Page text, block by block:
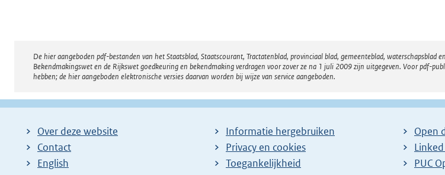
Disclaimer
De hier aangeboden pdf-bestanden van het Staatsblad, Staatscourant, Tractatenblad, provinciaal blad, gemeenteblad,
Bekendmakingswet en de Rijkswet goedkeuring en bekendmaking verdragen voor zover ze na 1 juli 2009 zijn uitgegeven. Voor pdf-
hebben; de hier aangeboden elektronische versies daarvan worden bij wijze van service aangeboden.
Over deze website
Contact
English
Informatie hergebruiken
Privacy en cookies
Toegankelijkheid
Open
PUC